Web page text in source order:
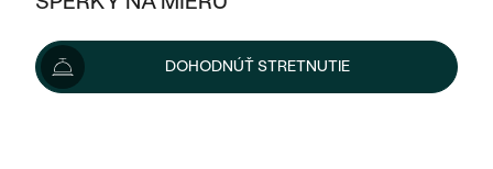
KOMBINOVANÉ ZLATO
PODĽA ŠTÝLU
POSTRANNÉ DRAHOKAMY
HALO
VÝPREDAJ
ŠPERKY ČO POMÁHAJÚ
PLATINOVÉ
ZLATÉ
STRIEBORNÉ
VÝPREDAJ
DOHODNÚŤ STRETNUTIE
rovnako ako tie prírodné. Na rozdiel od nich sú lab-grown
diamanty cenovo dostupnejšiea majúminimálny dopad na